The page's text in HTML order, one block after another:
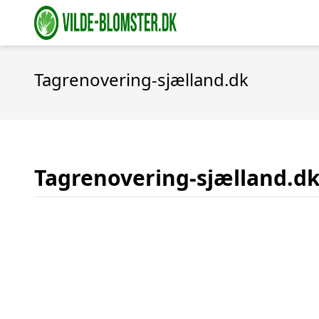
Tagrenovering-sjælland.dk
Tagrenovering-